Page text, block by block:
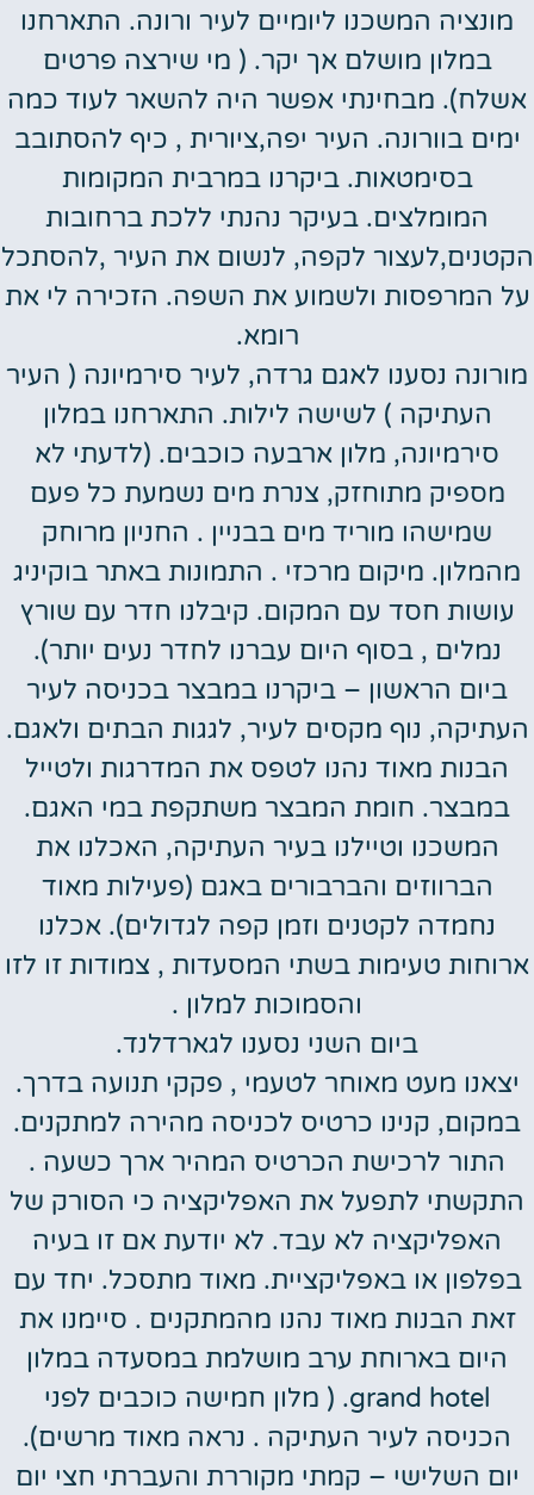
מונציה המשכנו ליומיים לעיר ורונה. התארחנו
במלון מושלם אך יקר. ( מי שירצה פרטים
אשלח). מבחינתי אפשר היה להשאר לעוד כמה
ימים בוורונה. העיר יפה,ציורית , כיף להסתובב
בסימטאות. ביקרנו במרבית המקומות
המומלצים. בעיקר נהנתי ללכת ברחובות
הקטנים,לעצור לקפה, לנשום את העיר ,להסתכל
על המרפסות ולשמוע את השפה. הזכירה לי את
רומא.
מורונה נסענו לאגם גרדה, לעיר סירמיונה ( העיר
העתיקה ) לשישה לילות. התארחנו במלון
סירמיונה, מלון ארבעה כוכבים. (לדעתי לא
מספיק מתוחזק, צנרת מים נשמעת כל פעם
שמישהו מוריד מים בבניין . החניון מרוחק
מהמלון. מיקום מרכזי . התמונות באתר בוקיניג
עושות חסד עם המקום. קיבלנו חדר עם שורץ
נמלים , בסוף היום עברנו לחדר נעים יותר).
ביום הראשון – ביקרנו במבצר בכניסה לעיר
העתיקה, נוף מקסים לעיר, לגגות הבתים ולאגם.
הבנות מאוד נהנו לטפס את המדרגות ולטייל
במבצר. חומת המבצר משתקפת במי האגם.
המשכנו וטיילנו בעיר העתיקה, האכלנו את
הברווזים והברבורים באגם (פעילות מאוד
נחמדה לקטנים וזמן קפה לגדולים). אכלנו
ארוחות טעימות בשתי המסעדות , צמודות זו לזו
והסמוכות למלון .
ביום השני נסענו לגארדלנד.
יצאנו מעט מאוחר לטעמי , פקקי תנועה בדרך.
במקום, קנינו כרטיס לכניסה מהירה למתקנים.
התור לרכישת הכרטיס המהיר ארך כשעה .
התקשתי לתפעל את האפליקציה כי הסורק של
האפליקציה לא עבד. לא יודעת אם זו בעיה
בפלפון או באפליקציית. מאוד מתסכל. יחד עם
זאת הבנות מאוד נהנו מהמתקנים . סיימנו את
היום בארוחת ערב מושלמת במסעדה במלון
grand hotel. ( מלון חמישה כוכבים לפני
הכניסה לעיר העתיקה . נראה מאוד מרשים).
יום השלישי – קמתי מקוררת והעברתי חצי יום